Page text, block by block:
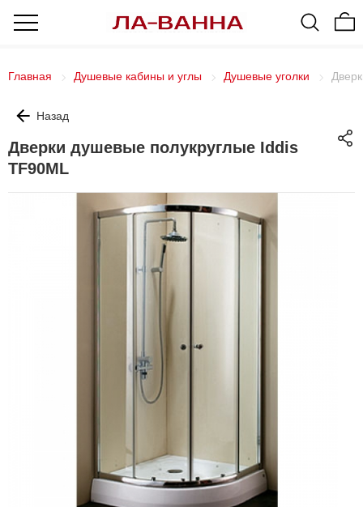
Главная Душевые кабины и углы Душевые уголки
Назад
Дверки душевые полукруглые Iddis
TF90ML